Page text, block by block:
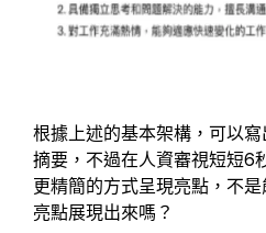
根據上述的基本架構，可以
摘要，不過在人資審視短短6
更精簡的方式呈現亮點，不
亮點展現出來嗎？